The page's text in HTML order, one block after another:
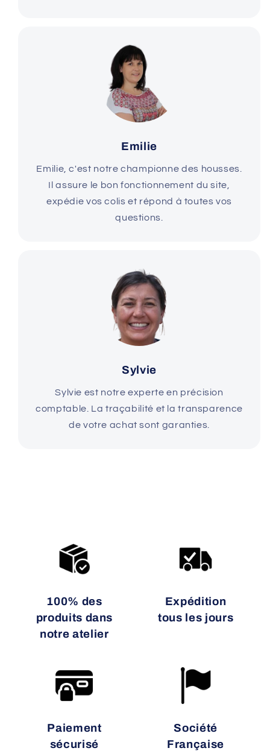
Emilie
Emilie, c'est notre championne des housses.
Il assure le bon fonctionnement du site,
expédie vos colis et répond à toutes vos
questions.
Sylvie
Sylvie est notre experte en précision
comptable. La traçabilité et la transparence
de votre achat sont garanties.
100% des
produits dans
notre atelier
Expédition
tous les jours
Paiement
sécurisé
Société
Française